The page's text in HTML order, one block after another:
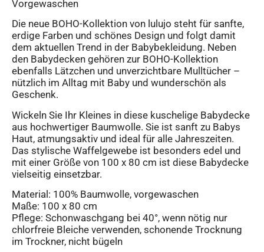
Vorgewaschen
Die neue BOHO-Kollektion von lulujo steht für sanfte,
erdige Farben und schönes Design und folgt damit
dem aktuellen Trend in der Babybekleidung. Neben
den Babydecken gehören zur BOHO-Kollektion
ebenfalls Lätzchen und unverzichtbare Mulltücher –
nützlich im Alltag mit Baby und wunderschön als
Geschenk.
Wickeln Sie Ihr Kleines in diese kuschelige Babydecke
aus hochwertiger Baumwolle. Sie ist sanft zu Babys
Haut, atmungsaktiv und ideal für alle Jahreszeiten.
Das stylische Waffelgewebe ist besonders edel und
mit einer Größe von 100 x 80 cm ist diese Babydecke
vielseitig einsetzbar.
Material: 100% Baumwolle, vorgewaschen
Maße: 100 x 80 cm
Pflege: Schonwaschgang bei 40°, wenn nötig nur
chlorfreie Bleiche verwenden, schonende Trocknung
im Trockner, nicht bügeln